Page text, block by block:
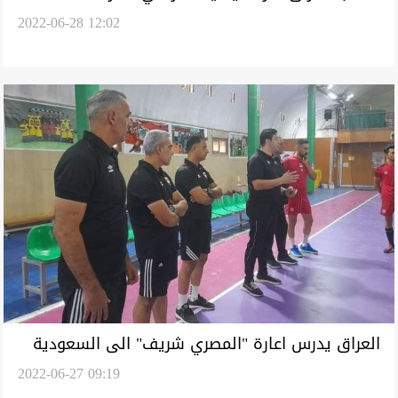
2022-06-28 12:02
العراق يدرس اعارة "المصري شريف" الى السعودية
2022-06-27 09:19